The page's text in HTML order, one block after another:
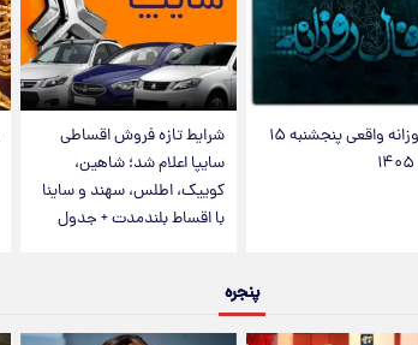
فال روزانه واقعی پنجشنبه ۱۵
شرایط تازه فروش اقساطی
سایپا اعلام شد؛ شاهین،
کوییک، اطلس، سهند و ساینا
با اقساط بلندمدت + جدول
پنجره